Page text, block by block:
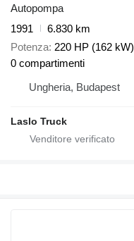
Autopompa
1991
6.830 km
Potenza 220 HP (162 kW)
0 compartimenti
Ungheria, Budapest
Laslo Truck